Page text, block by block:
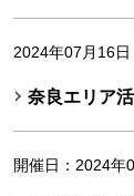
2024年07月16日
奈良エリア
開催日：2024年